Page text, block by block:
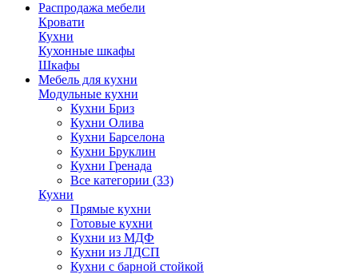
Распродажа мебели
Кровати
Кухни
Кухонные шкафы
Шкафы
Мебель для кухни
Модульные кухни
Кухни Бриз
Кухни Олива
Кухни Барселона
Кухни Бруклин
Кухни Гренада
Все категории (33)
Кухни
Прямые кухни
Готовые кухни
Кухни из МДФ
Кухни из ЛДСП
Кухни с барной стойкой